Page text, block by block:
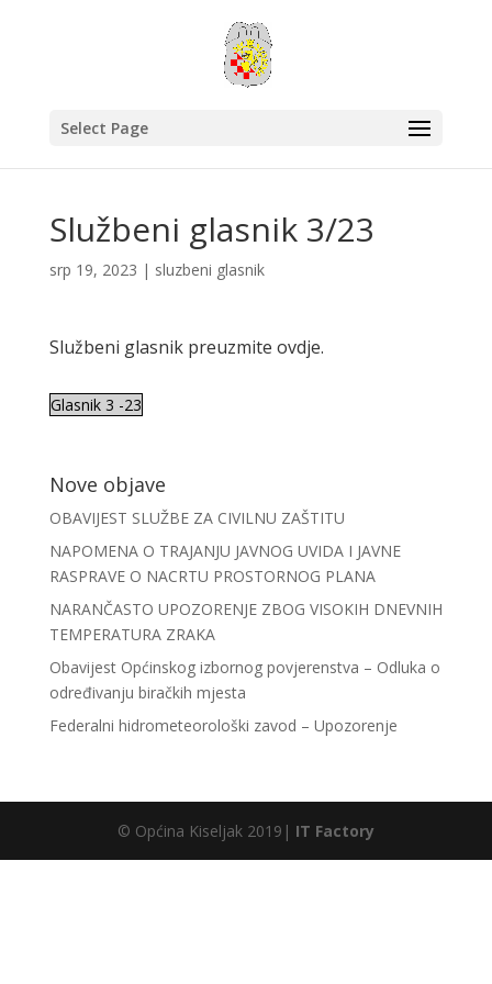
Select Page
Službeni glasnik 3/23
srp 19, 2023 | sluzbeni glasnik
Službeni glasnik preuzmite ovdje.
Glasnik 3 -23
Nove objave
OBAVIJEST SLUŽBE ZA CIVILNU ZAŠTITU
NAPOMENA O TRAJANJU JAVNOG UVIDA I JAVNE
RASPRAVE O NACRTU PROSTORNOG PLANA
NARANČASTO UPOZORENJE ZBOG VISOKIH DNEVNIH
TEMPERATURA ZRAKA
Obavijest Općinskog izbornog povjerenstva – Odluka o
određivanju biračkih mjesta
Federalni hidrometeorološki zavod – Upozorenje
© Općina Kiseljak 2019| IT Factory